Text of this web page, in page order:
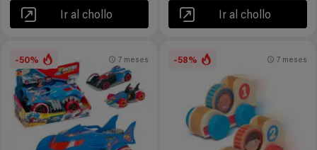
Ir al chollo Ir al chollo
-50% 7 meses -58% 7 meses